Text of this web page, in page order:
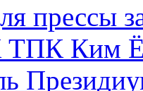
прессы
ТПК Ким